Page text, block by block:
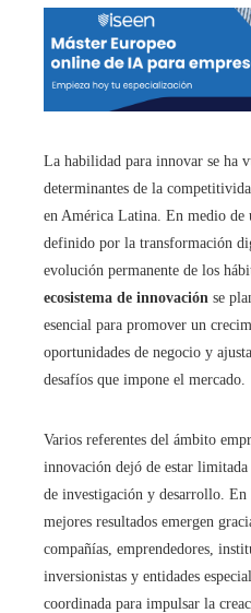
La habilidad para innovar se ha
determinantes de la
en América Latina. En medio de
definido por la transformación
evolución permanente de los
ecosistema de innovación se
esencial para promover un
oportunidades de negocio y
desafíos que impone el mercado.
Varios referentes del ámbito
innovación dejó de estar limitada
de investigación y desarrollo.
mejores resultados emergen
compañías, emprendedores,
inversionistas y entidades
coordinada para impulsar la